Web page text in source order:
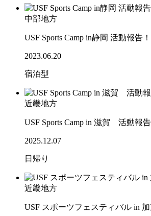
中部地方
USF Sports Camp in静岡 活動報告！
2023.06.20
宿泊型
近畿地方
USF Sports Camp in 滋賀 活動報告
2025.12.07
日帰り
近畿地方
USF スポーツフェスティバル in